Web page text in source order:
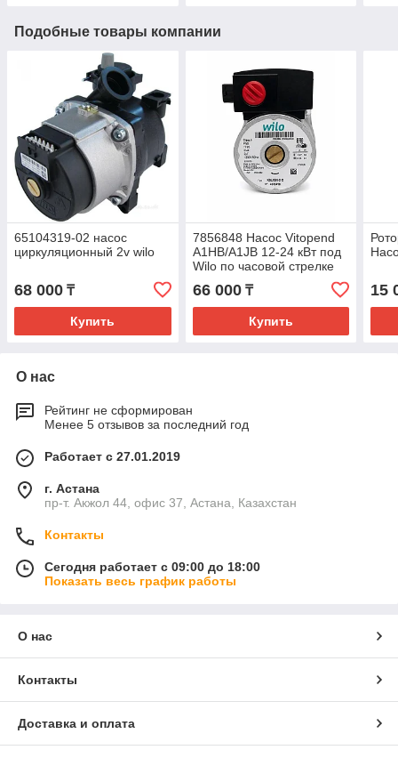
Подобные товары компании
65104319-02 насос
циркуляционный 2v wilo
68 000 ₸
Купить
7856848 Насос Vitopend
A1HB/A1JB 12-24 кВт под
Wilo по часовой стрелке
66 000₸
Купить
15
О нас
Рейтинг не сформирован
Менее 5 отзывов за последний год
Работает с 27.01.2019
г. Астана
пр-т. Акжол 44, офис 37, Астана, Казахстан
Контакты
Сегодня работает с 09:00 до 18:00
Показать весь график работы
О нас
Контакты
Доставка и оплата